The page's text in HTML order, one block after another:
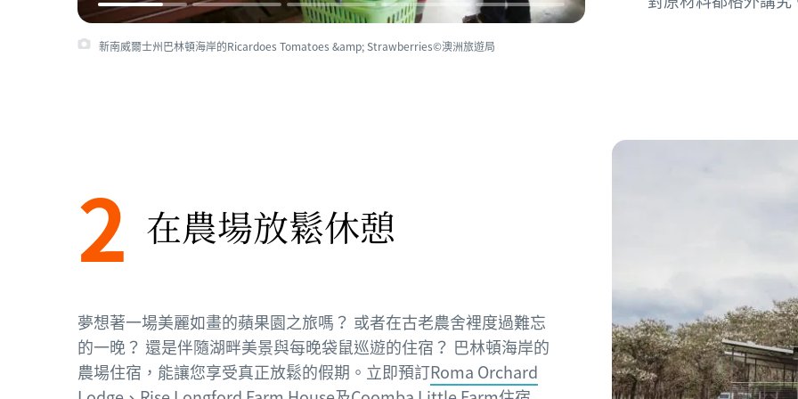
新南威爾士州巴林頓海岸的Ricardoes Tomatoes &amp; Strawberries©澳洲旅遊局
2 在農場放鬆休憩
夢想著一場美麗如畫的蘋果園之旅嗎？ 或者在古老農舍裡度過難忘
的一晚？ 還是伴隨湖畔美景與每晚袋鼠巡遊的住宿？ 巴林頓海岸的
農場住宿，能讓您享受真正放鬆的假期。立即預訂Roma Orchard